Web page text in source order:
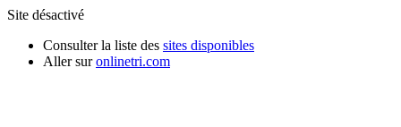
Site désactivé
Consulter la liste des sites disponibles
Aller suronlinetri.com